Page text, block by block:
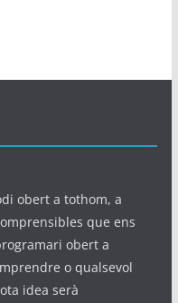
obert a tothom, a
que ens
obert a
o qualsevol
idea serà